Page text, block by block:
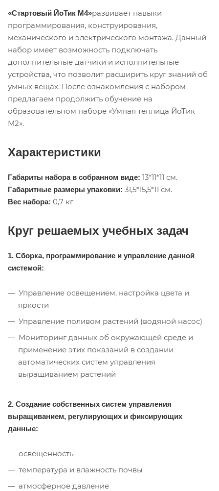
«Стартовый ЙоТик М4»развивает навыки
программирования, конструирования,
механического и электрического монтажа. Данный
набор имеет возможность подключать
дополнительные датчики и исполнительные
устройства, что позволит расширить круг знаний об
умных вещах. После ознакомления с набором
предлагаем продолжить обучение на
образовательном наборе «Умная теплица ЙоТик
М2».
Характеристики
Габариты набора в собранном виде: 13*11*11 см.
Габаритные размеры упаковки: 31,5*15,5*11 см.
Вес набора: 0,7 кг
Круг решаемых учебных задач
1. Сборка, программирование и управление данной
системой:
Управление освещением, настройка цвета и
яркости
Управление поливом растений (водяной насос)
Мониторинг данных об окружающей среде и
применение этих показаний в создании
автоматических систем управления
выращиванием растений
2. Создание собственных систем управления
выращиванием, регулирующих и фиксирующих
данные:
освещенность
температура и влажность почвы
атмосферное давление